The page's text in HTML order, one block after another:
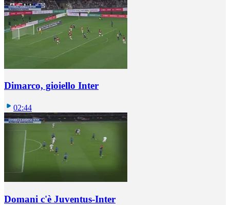
Dimarco, gioiello Inter
02:44
Domani c'è Juventus-Inter